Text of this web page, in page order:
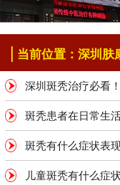
| 当前位置：深圳肤
深圳斑秃治疗必看
斑秃患者在日常生
斑秃有什么症状表
儿童斑秃有什么症